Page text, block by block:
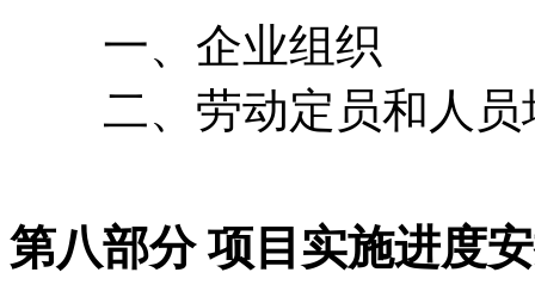
一、企业组织
二、劳动定员和人员
第八部分 项目实施进度